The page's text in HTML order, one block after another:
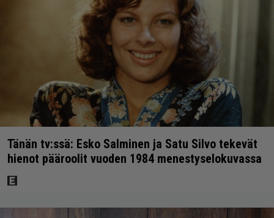
Tänän tv:ssä: Esko Salminen ja Satu Silvo tekevät
hienot pääroolit vuoden 1984 menestyselokuvassa